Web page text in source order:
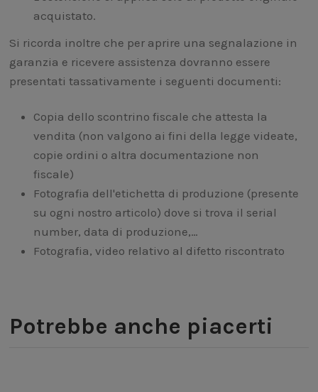
acquistato.
Si ricorda inoltre che per aprire una segnalazione in
garanzia e ricevere assistenza dovranno essere
presentati tassativamente i seguenti documenti:
Copia dello scontrino fiscale che attesta la
vendita (non valgono ai fini della legge videate,
copie ordini o altra documentazione non
fiscale)
Fotografia dell'etichetta di produzione (presente
su ogni nostro articolo) dove si trova il serial
number, data di produzione,…
Fotografia, video relativo al difetto riscontrato
Potrebbe anche piacerti